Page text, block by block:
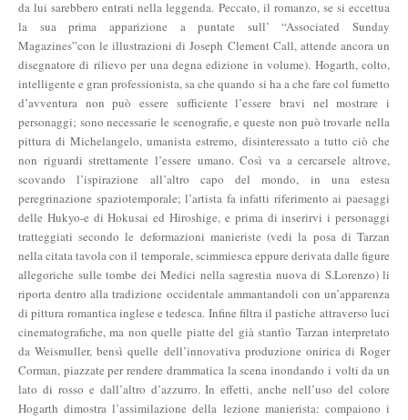
da lui sarebbero entrati nella leggenda. Peccato, il romanzo, se si eccettua
la sua prima apparizione a puntate sull’ “Associated Sunday
Magazines”con le illustrazioni di Joseph Clement Call, attende ancora un
disegnatore di rilievo per una degna edizione in volume). Hogarth, colto,
intelligente e gran professionista, sa che quando si ha a che fare col fumetto
d’avventura non può essere sufficiente l’essere bravi nel mostrare i
personaggi; sono necessarie le scenografie, e queste non può trovarle nella
pittura di Michelangelo, umanista estremo, disinteressato a tutto ciò che
non riguardi strettamente l’essere umano. Così va a cercarsele altrove,
scovando l’ispirazione all’altro capo del mondo, in una estesa
peregrinazione spaziotemporale; l’artista fa infatti riferimento ai paesaggi
delle Hukyo-e di Hokusai ed Hiroshige, e prima di inserirvi i personaggi
tratteggiati secondo le deformazioni manieriste (vedi la posa di Tarzan
nella citata tavola con il temporale, scimmiesca eppure derivata dalle figure
allegoriche sulle tombe dei Medici nella sagrestia nuova di S.Lorenzo) li
riporta dentro alla tradizione occidentale ammantandoli con un’apparenza
di pittura romantica inglese e tedesca. Infine filtra il pastiche attraverso luci
cinematografiche, ma non quelle piatte del già stantìo Tarzan interpretato
da Weismuller, bensì quelle dell’innovativa produzione onirica di Roger
Corman, piazzate per rendere drammatica la scena inondando i volti da un
lato di rosso e dall’altro d’azzurro. In effetti, anche nell’uso del colore
Hogarth dimostra l’assimilazione della lezione manierista: compaiono i